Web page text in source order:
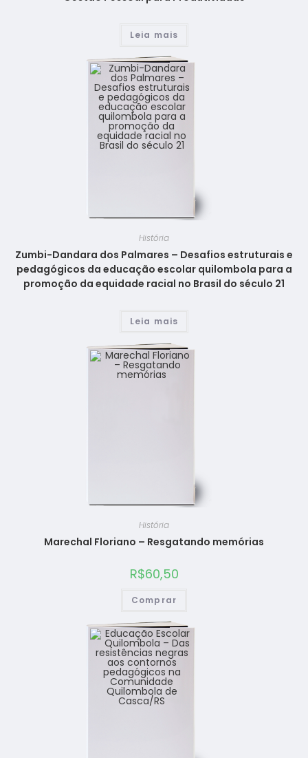
Leia mais
História
Zumbi-Dandara dos Palmares – Desafios estruturais e
pedagógicos da educação escolar quilombola para a
promoção da equidade racial no Brasil do século 21
Leia mais
História
Marechal Floriano – Resgatando memórias
R$60,50
Comprar